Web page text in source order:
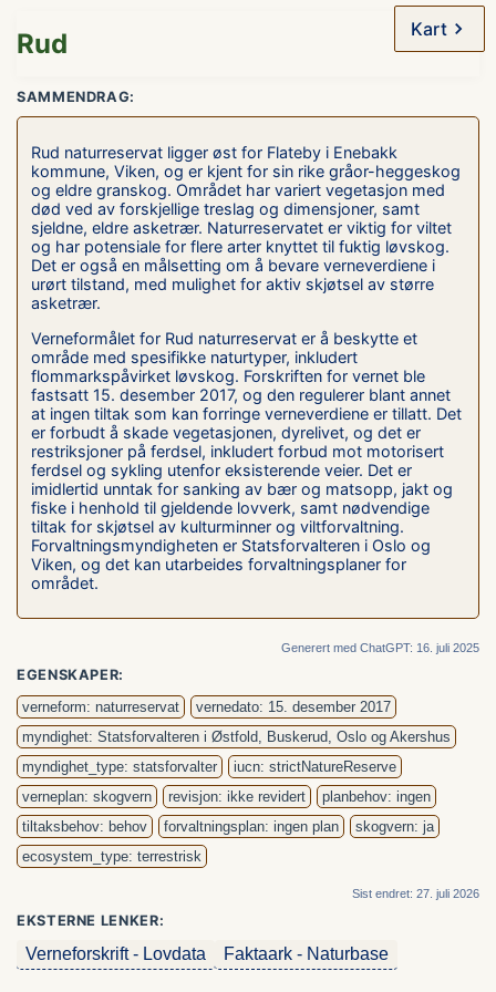
Kart
Rud
SAMMENDRAG:
Rud naturreservat ligger øst for Flateby i Enebakk
kommune, Viken, og er kjent for sin rike gråor-heggeskog
og eldre granskog. Området har variert vegetasjon med
død ved av forskjellige treslag og dimensjoner, samt
sjeldne, eldre asketrær. Naturreservatet er viktig for viltet
og har potensiale for flere arter knyttet til fuktig løvskog.
Det er også en målsetting om å bevare verneverdiene i
urørt tilstand, med mulighet for aktiv skjøtsel av større
asketrær.
Verneformålet for Rud naturreservat er å beskytte et
område med spesifikke naturtyper, inkludert
flommarkspåvirket løvskog. Forskriften for vernet ble
fastsatt 15. desember 2017, og den regulerer blant annet
at ingen tiltak som kan forringe verneverdiene er tillatt. Det
er forbudt å skade vegetasjonen, dyrelivet, og det er
restriksjoner på ferdsel, inkludert forbud mot motorisert
ferdsel og sykling utenfor eksisterende veier. Det er
imidlertid unntak for sanking av bær og matsopp, jakt og
fiske i henhold til gjeldende lovverk, samt nødvendige
tiltak for skjøtsel av kulturminner og viltforvaltning.
Forvaltningsmyndigheten er Statsforvalteren i Oslo og
Viken, og det kan utarbeides forvaltningsplaner for
området.
Generert med ChatGPT: 16. juli 2025
EGENSKAPER:
verneform: naturreservat
vernedato: 15. desember 2017
myndighet: Statsforvalteren i Østfold, Buskerud, Oslo og Akershus
myndighet_type: statsforvalter
iucn: strictNatureReserve
verneplan: skogvern
revisjon: ikke revidert
planbehov: ingen
tiltaksbehov: behov
forvaltningsplan: ingen plan
skogvern: ja
ecosystem_type: terrestrisk
Sist endret: 27. juli 2026
EKSTERNE LENKER:
Verneforskrift - Lovdata Faktaark - Naturbase